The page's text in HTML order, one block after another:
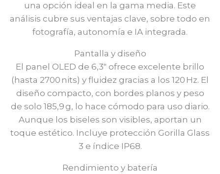
una opción ideal en la gama media. Este
análisis cubre sus ventajas clave, sobre todo en
fotografía, autonomía e IA integrada.
Pantalla y diseño
El panel OLED de 6,3″ ofrece excelente brillo
(hasta 2700 nits) y fluidez gracias a los 120 Hz. El
diseño compacto, con bordes planos y peso
de solo 185,9 g, lo hace cómodo para uso diario.
Aunque los biseles son visibles, aportan un
toque estético. Incluye protección Gorilla Glass
3 e índice IP68.
Rendimiento y batería